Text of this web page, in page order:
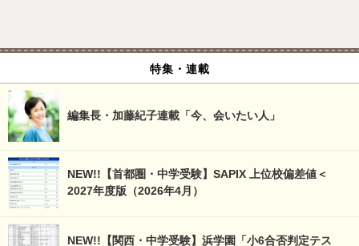
特集・連載
編集長・加藤紀子連載「今、会いたい人」
NEW!!【首都圏・中学受験】SAPIX 上位校偏差値＜
2027年度版（2026年4月）
NEW!!【関西・中学受験】浜学園「小6合否判定テス